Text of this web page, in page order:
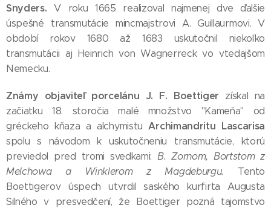
Snyders. V roku 1665 realizoval najmenej dve ďalšie
úspešné transmutácie mincmajstrovi A. Guillaurmovi. V
období rokov 1680 až 1683 uskutočnil niekoľko
transmutácii aj Heinrich von Wagnerreck vo vtedajšom
Nemecku.
Známy objaviteľ porcelánu J. F. Boettiger získal na
začiatku 18. storočia malé množstvo "Kameňa" od
gréckeho kňaza a alchymistu Archimandritu Lascarisa
spolu s návodom k uskutočneniu transmutácie, ktorú
previedol pred tromi svedkami:B. Zornom, Bortstom z
Melchowa a Winklerom z Magdeburgu.
Tento
Boettigerov úspech utvrdil saského kurfirta Augusta
Silného v presvedčení, že Boettiger pozná tajomstvo